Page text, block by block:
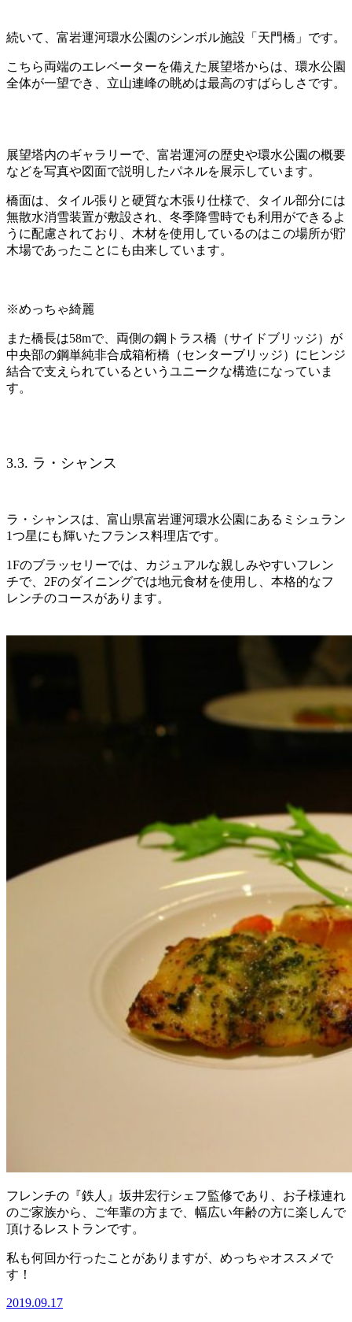
続いて、富岩運河環水公園のシンボル施設「天門橋」です。
こちら両端のエレベーターを備えた展望塔からは、環水公園
全体が一望でき、立山連峰の眺めは最高のすばらしさです。
展望塔内のギャラリーで、富岩運河の歴史や環水公園の概要
などを写真や図面で説明したパネルを展示しています。
橋面は、タイル張りと硬質な木張り仕様で、タイル部分には
無散水消雪装置が敷設され、冬季降雪時でも利用ができるよ
うに配慮されており、木材を使用しているのはこの場所が貯
木場であったことにも由来しています。
※めっちゃ綺麗
また橋長は58mで、両側の鋼トラス橋（サイドブリッジ）が
中央部の鋼単純非合成箱桁橋（センターブリッジ）にヒンジ
結合で支えられているというユニークな構造になっていま
す。
3.3. ラ・シャンス
ラ・シャンスは、富山県富岩運河環水公園にあるミシュラン
1つ星にも輝いたフランス料理店です。
1Fのブラッセリーでは、カジュアルな親しみやすいフレン
チで、2Fのダイニングでは地元食材を使用し、本格的なフ
レンチのコースがあります。
フレンチの『鉄人』坂井宏行シェフ監修であり、お子様連れ
のご家族から、ご年輩の方まで、幅広い年齢の方に楽しんで
頂けるレストランです。
私も何回か行ったことがありますが、めっちゃオススメで
す！
2019.09.17